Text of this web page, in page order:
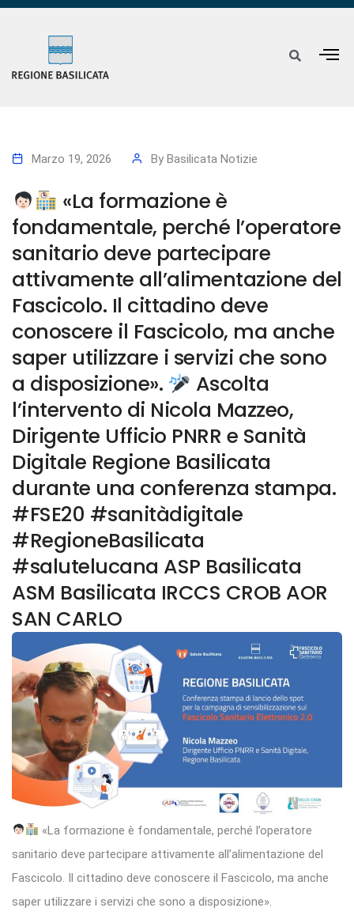
Marzo 19, 2026 By Basilicata Notizie
«La formazione è
fondamentale, perché l’operatore
sanitario deve partecipare
attivamente all’alimentazione del
Fascicolo. Il cittadino deve
conoscere il Fascicolo, ma anche
saper utilizzare i servizi che sono
a disposizione».
Ascolta
l’intervento di Nicola Mazzeo,
Dirigente Ufficio PNRR e Sanità
Digitale Regione Basilicata
durante una conferenza stampa.
#FSE20 #sanitàdigitale
#RegioneBasilicata
#salutelucana ASP Basilicata
ASM Basilicata IRCCS CROB AOR
SAN CARLO
«La formazione è fondamentale, perché l’operatore
sanitario deve partecipare attivamente all’alimentazione del
Fascicolo. Il cittadino deve conoscere il Fascicolo, ma anche
saper utilizzare i servizi che sono a disposizione».